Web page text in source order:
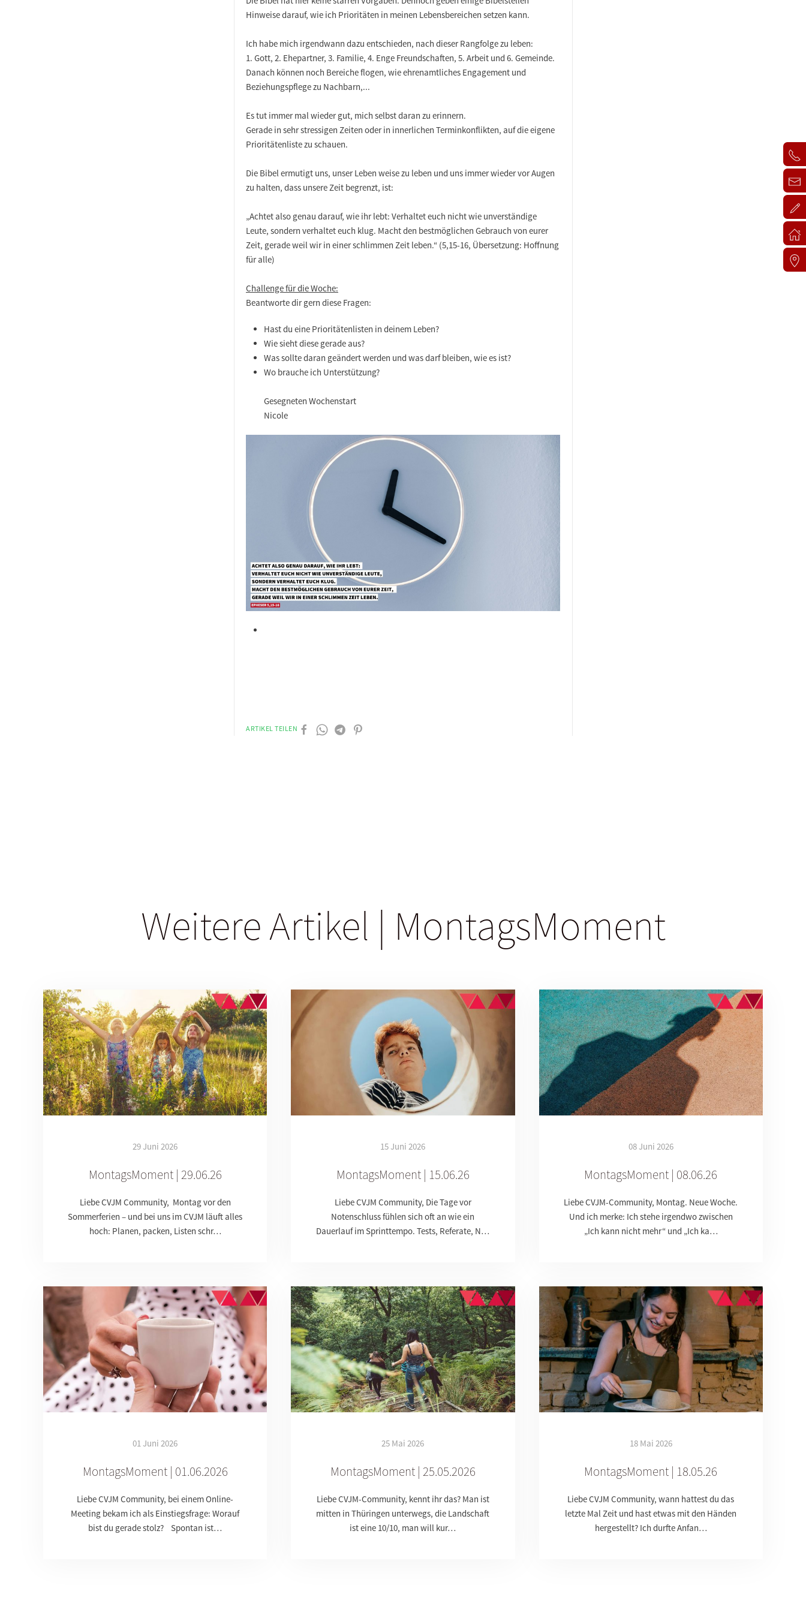
Hinweise darauf, wie ich Prioritäten in meinen Lebensbereichen setzen kann.
Ich habe mich irgendwann dazu entschieden, nach dieser Rangfolge zu leben:
1. Gott, 2. Ehepartner, 3. Familie, 4. Enge Freundschaften, 5. Arbeit und 6. Gemeinde.
Danach können noch Bereiche flogen, wie ehrenamtliches Engagement und
Beziehungspflege zu Nachbarn,...
Es tut immer mal wieder gut, mich selbst daran zu erinnern.
Gerade in sehr stressigen Zeiten oder in innerlichen Terminkonflikten, auf die eigene
Prioritätenliste zu schauen.
Die Bibel ermutigt uns, unser Leben weise zu leben und uns immer wieder vor Augen
zu halten, dass unsere Zeit begrenzt, ist:
„Achtet also genau darauf, wie ihr lebt: Verhaltet euch nicht wie unverständige
Leute, sondern verhaltet euch klug. Macht den bestmöglichen Gebrauch von eurer
Zeit, gerade weil wir in einer schlimmen Zeit leben.“ (5,15-16, Übersetzung: Hoffnung
für alle)
Challenge für die Woche:
Beantworte dir gern diese Fragen:
Hast du eine Prioritätenlisten in deinem Leben?
Wie sieht diese gerade aus?
Was sollte daran geändert werden und was darf bleiben, wie es ist?
Wo brauche ich Unterstützung?
Gesegneten Wochenstart
Nicole
ARTIKEL TEILEN
Weitere Artikel | MontagsMoment
29 Juni 2026
MontagsMoment | 29.06.26
Liebe CVJM Community, Montag vor den
Sommerferien – und bei uns im CVJM läuft alles
hoch: Planen, packen, Listen schr…
15 Juni 2026
MontagsMoment | 15.06.26
Liebe CVJM Community, Die Tage vor
Notenschluss fühlen sich oft an wie ein
Dauerlauf im Sprinttempo. Tests, Referate, N…
08 Juni 2026
MontagsMoment | 08.06.26
Liebe CVJM-Community, Montag. Neue Woche.
Und ich merke: Ich stehe irgendwo zwischen
„Ich kann nicht mehr“ und „Ich ka…
01 Juni 2026
MontagsMoment | 01.06.2026
Liebe CVJM Community, bei einem Online-
Meeting bekam ich als Einstiegsfrage: Worauf
bist du gerade stolz? Spontan ist…
25 Mai 2026
MontagsMoment | 25.05.2026
Liebe CVJM-Community, kennt ihr das? Man ist
mitten in Thüringen unterwegs, die Landschaft
ist eine 10/10, man will kur…
18 Mai 2026
MontagsMoment | 18.05.26
Liebe CVJM Community, wann hattest du das
letzte Mal Zeit und hast etwas mit den Händen
hergestellt? Ich durfte Anfan…